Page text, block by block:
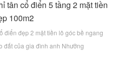
điển đẹp 2 mặt tiền lô góc bề ngang
đất của gia đình anh Nhưỡng